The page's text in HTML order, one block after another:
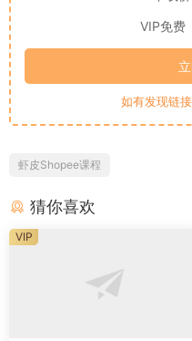
VIP免费
如有发现链
虾皮Shopee课程
猜你喜欢
VIP